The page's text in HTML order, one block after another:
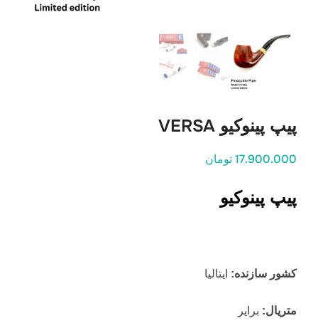
پیپ پینوکیو VERSA
17.900.000 تومان
پیپ پینوکیو
کشور سازنده: ایتالیا
متریال: برایر